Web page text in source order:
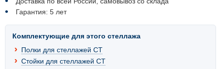
Гарантия: 5 лет
Комплектующие для этого стеллажа
Полки для стеллажей СТ
Стойки для стеллажей СТ